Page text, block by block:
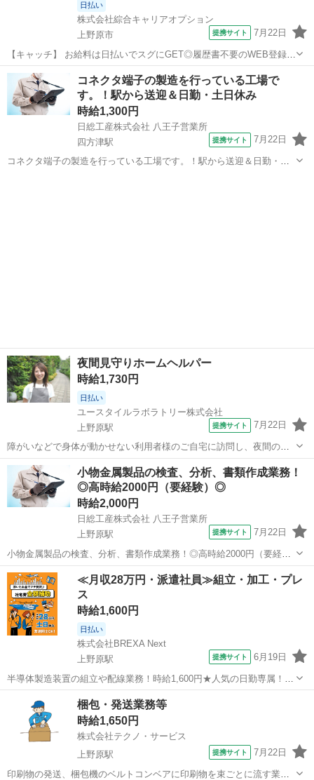
日払い
株式会社綜合キャリアオプション
上野原市
提携サイト 7月22日
【キャッチ】 お給料は日払いでスグにGET◎履歴書不要のWEB登録
OK！「梱包」高時給1280円！上野原周辺！20代～40代のスタッフが
多数活躍中★ 【コメント】 製造のお仕事をお探しにおススメ♪ 「未経
験でも出来る仕事...
山梨 仕分け
コネクタ端子の製造を行っている工場で
す。！駅から送迎＆日勤・土日休み
時給1,300円
日総工産株式会社 八王子営業所
四方津駅
提携サイト 7月22日
コネクタ端子の製造を行っている工場です。！駅から送迎＆日勤・土
夜間見守りホームヘルパー
時給1,730円
日払い
ユースタイルラボラトリー株式会社
上野原駅
提携サイト 7月22日
障がいなどで身体が動かせない利用者様のご自宅に訪問し、夜間のケ
アを行う重度訪問介護のお仕事です。 ※1対1で誠実に向き合える方を
募集 【仕事内容】 寝返りをうたせて上げたり、たんの吸引などを行
う、利用者様の就寝中のケアを行...
山梨 上野原市 上野原駅 介護
小物金属製品の検査、分析、書類作成業務！
◎高時給2000円（要経験）◎
時給2,000円
日総工産株式会社 八王子営業所
上野原駅
提携サイト 7月22日
小物金属製品の検査、分析、書類作成業務！◎高時給2000円（要経
験）◎ Point1★検査・書類作成のお仕事 Point2☆20代から30代まで幅
広い年代のスタッフ活躍中 Point3★重量物はありません Point4☆ガ...
山梨 上野原市 上野原駅 工場
≪月収28万円・派遣社員≫組立・加工・プレ
ス
時給1,600円
日払い
株式会社BREXA Next
上野原駅
提携サイト 6月19日
半導体製造装置の組立や配線業務！時給1,600円★人気の日勤専属！ク
リーンルーム内作業◎20代・30代の男性活躍中！作業着無償貸与！嬉
しい日払い制度あり◎《山梨県上野原市》 人気の工場のお仕事 ◇半導
体製造装置の組立や配線...
上野原市 上野原駅 その他
梱包・発送業務等
時給1,650円
株式会社テクノ・サービス
上野原駅
提携サイト 7月22日
印刷物の発送、梱包機のベルトコンベアに印刷物を束ごとに流す業